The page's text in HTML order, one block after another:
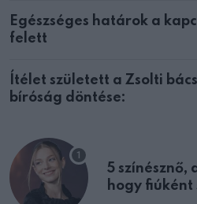
Egészséges határok a
felett
Ítélet született a Zsolti
bíróság döntése:
5 színésznő,
hogy fiúként